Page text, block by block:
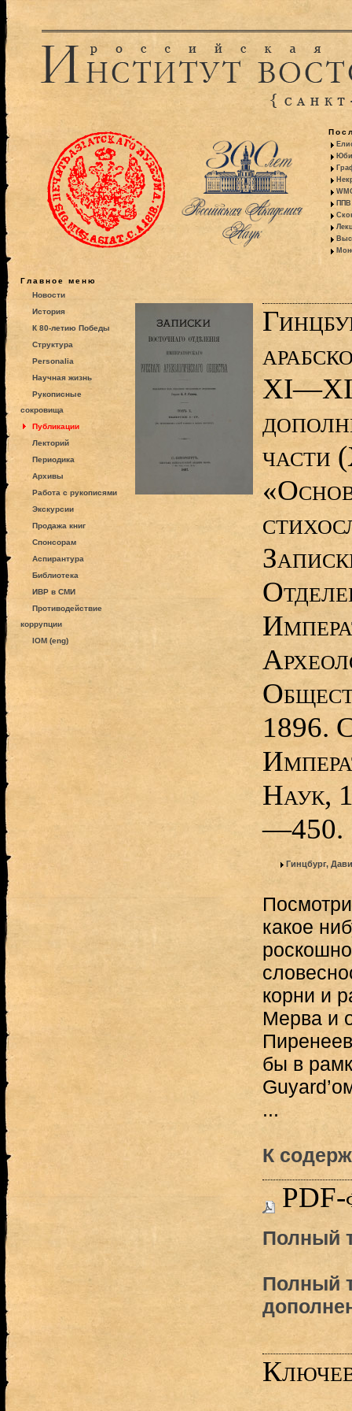
ППВ
Главное меню
Новости
История
К 80-летию Победы
Структура
Personalia
Научная жизнь
Рукописные
сокровища
Публикации
Лекторий
Периодика
Архивы
Работа с рукописями
Экскурсии
Продажа книг
Спонсорам
Аспирантура
Библиотека
ИВР в СМИ
Противодействие
коррупции
IOM (eng)
части
1896.
Наук,
—450.
Гинцбург,
какое
корни и
Мерва и
бы в
...
К
PDF-
Полный
Полный